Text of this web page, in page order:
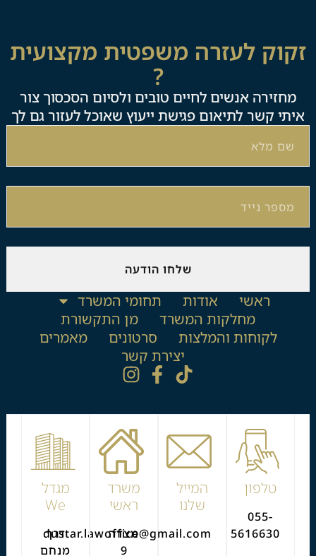
זקוק לעזרה משפטית מקצועית
?
מחזירה אנשים לחיים טובים ולסיום הסכסוך צור
איתי קשר לתיאום פגישת ייעוץ שאוכל לעזור גם לך
שלחו הודעה
ראשי אודות
תחומי המשרד
מחלקות המשרד
מן התקשורת
לקוחות והמלצות
סרטונים
מאמרים
יצירת קשר
טלפון
055-
5616630
המייל
שלנו
dustar.lawoffice@gmail.com
משרד
ראשי
מצדה
9
מגדל
We
דרך
מנחם